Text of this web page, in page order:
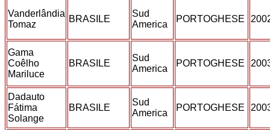
Vanderlândia
Tomaz
BRASILE
Sud
America
PORTOGHESE
Gama
Coêlho
Mariluce
BRASILE
Sud
America
PORTOGHESE
Dadauto
Fátima
Solange
BRASILE
Sud
America
PORTOGHESE